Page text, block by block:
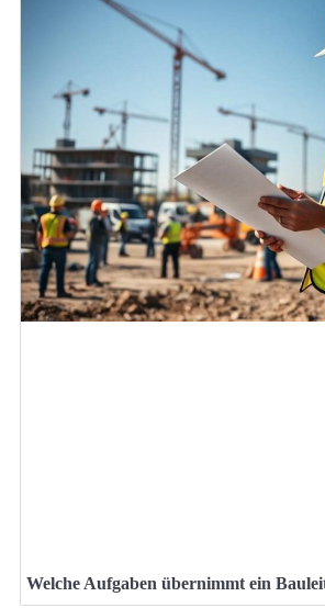
Welche Aufgaben übernimmt ein